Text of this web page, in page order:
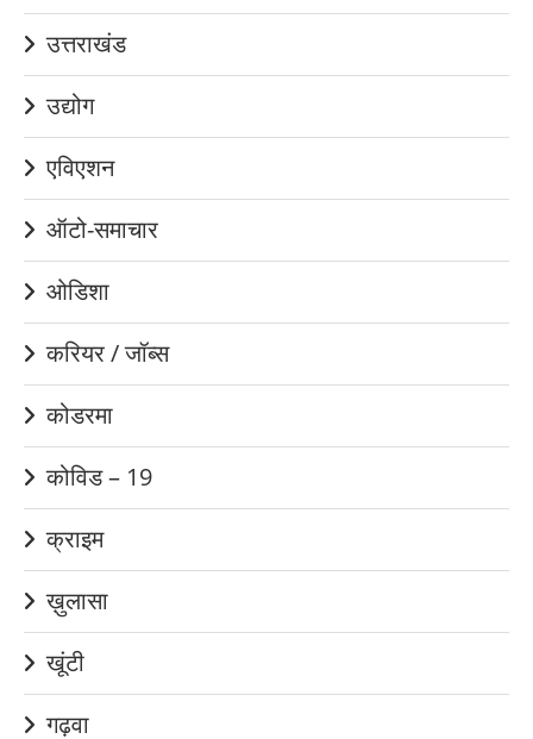
उत्तराखंड
उद्योग
एविएशन
ऑटो-समाचार
ओडिशा
करियर / जॉब्स
कोडरमा
कोविड – 19
क्राइम
ख़ुलासा
खूंटी
गढ़वा